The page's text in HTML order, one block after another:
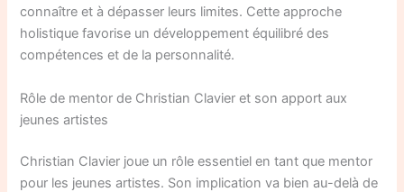
connaître et à dépasser leurs limites. Cette approche
holistique favorise un développement équilibré des
compétences et de la personnalité.
Rôle de mentor de Christian Clavier et son apport aux
jeunes artistes
Christian Clavier joue un rôle essentiel en tant que mentor
pour les jeunes artistes. Son implication va bien au-delà de